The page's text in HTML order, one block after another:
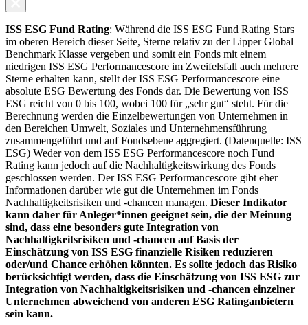
ISS ESG Fund Rating: Während die ISS ESG Fund Rating Stars
im oberen Bereich dieser Seite, Sterne relativ zu der Lipper Global
Benchmark Klasse vergeben und somit ein Fonds mit einem
niedrigen ISS ESG Performancescore im Zweifelsfall auch mehrere
Sterne erhalten kann, stellt der ISS ESG Performancescore eine
absolute ESG Bewertung des Fonds dar. Die Bewertung von ISS
ESG reicht von 0 bis 100, wobei 100 für „sehr gut“ steht. Für die
Berechnung werden die Einzelbewertungen von Unternehmen in
den Bereichen Umwelt, Soziales und Unternehmensführung
zusammengeführt und auf Fondsebene aggregiert. (Datenquelle: ISS
ESG) Weder von dem ISS ESG Performancescore noch Fund
Rating kann jedoch auf die Nachhaltigkeitswirkung des Fonds
geschlossen werden. Der ISS ESG Performancescore gibt eher
Informationen darüber wie gut die Unternehmen im Fonds
Nachhaltigkeitsrisiken und -chancen managen. Dieser Indikator
kann daher für Anleger*innen geeignet sein, die der Meinung
sind, dass eine besonders gute Integration von
Nachhaltigkeitsrisiken und -chancen auf Basis der
Einschätzung von ISS ESG finanzielle Risiken reduzieren
oder/und Chance erhöhen könnten. Es sollte jedoch das Risiko
berücksichtigt werden, dass die Einschätzung von ISS ESG zur
Integration von Nachhaltigkeitsrisiken und -chancen einzelner
Unternehmen abweichend von anderen ESG Ratinganbietern
sein kann.